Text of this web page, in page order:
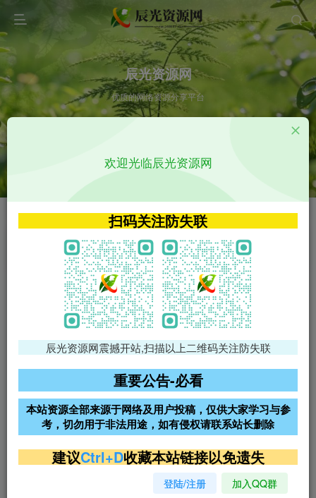
辰光资源网
优质的网络资源分享平台
VIP特权介绍 APP源码
VIP特权介绍
火
VIP特权介绍
影视源码
影视源码
免费领支付宝红包
腾讯轻量4核4G3M服务器38元/
阿里云2核2G200M服务器68元/
年
雨云高防免备案服务器
超低价文字广告位招租 超低价文字广告位招租
超低价文字广告位招租
欢迎光临辰光资源网
扫码关注防失联
辰光资源网震撼开站,扫描以上二维码关注防失联
重要公告-必看
本站资源全部来源于网络及用户投稿，仅供大家学习与参
考，切勿用于非法用途，如有侵权请联系站长删除
建议Ctrl+D收藏本站链接以免遗失
登陆/注册 加入QQ群